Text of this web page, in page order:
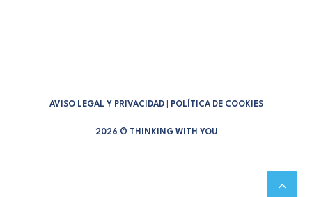
AVISO LEGAL Y PRIVACIDAD POLÍTICA DE COOKIES
2026 © THINKING WITH YOU